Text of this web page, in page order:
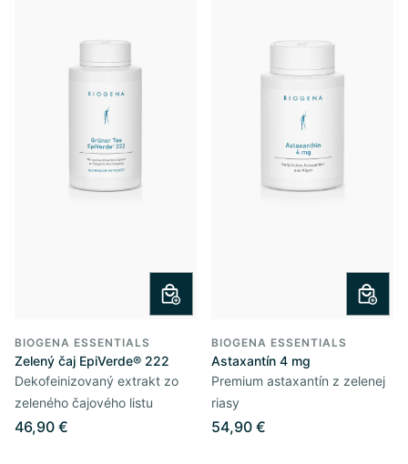
BIOGENA ESSENTIALS
Zelený čaj EpiVerde® 222
Dekofeinizovaný extrakt zo
zeleného čajového listu
46,90 €
BIOGENA ESSENTIALS
Astaxantín 4 mg
Premium astaxantín z zelenej
riasy
54,90 €